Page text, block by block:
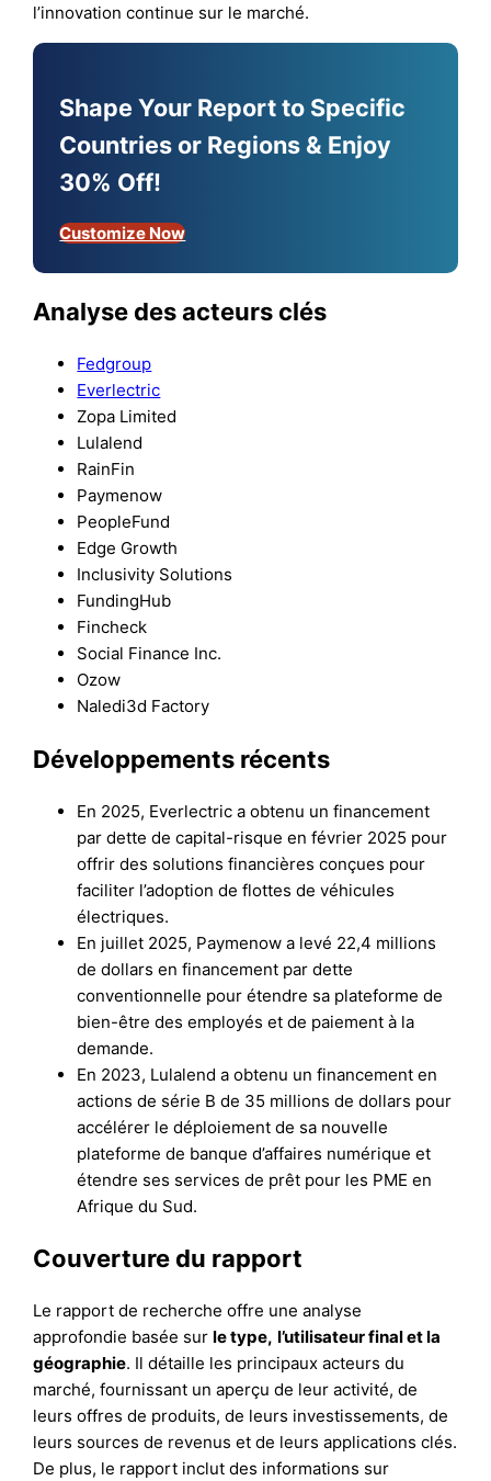
l’innovation continue sur le marché.
Shape Your Report to Specific
Countries or Regions & Enjoy
30% Off!
Customize Now
Analyse des acteurs clés
Fedgroup
Everlectric
Zopa Limited
Lulalend
RainFin
Paymenow
PeopleFund
Edge Growth
Inclusivity Solutions
FundingHub
Fincheck
Social Finance Inc.
Ozow
Naledi3d Factory
Développements récents
En 2025, Everlectric a obtenu un financement
par dette de capital-risque en février 2025 pour
offrir des solutions financières conçues pour
faciliter l’adoption de flottes de véhicules
électriques.
En juillet 2025, Paymenow a levé 22,4 millions
de dollars en financement par dette
conventionnelle pour étendre sa plateforme de
bien-être des employés et de paiement à la
demande.
En 2023, Lulalend a obtenu un financement en
actions de série B de 35 millions de dollars pour
accélérer le déploiement de sa nouvelle
plateforme de banque d’affaires numérique et
étendre ses services de prêt pour les PME en
Afrique du Sud.
Couverture du rapport
Le rapport de recherche offre une analyse
approfondie basée sur le type, l’utilisateur finalet la
géographie. Il détaille les principaux acteurs du
marché, fournissant un aperçu de leur activité, de
leurs offres de produits, de leurs investissements, de
leurs sources de revenus et de leurs applications clés.
De plus, le rapport inclut des informations sur